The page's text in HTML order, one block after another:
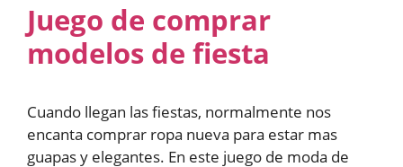
Juego de comprar
modelos de fiesta
Cuando llegan las fiestas, normalmente nos
encanta comprar ropa nueva para estar mas
guapas y elegantes. En este juego de moda de